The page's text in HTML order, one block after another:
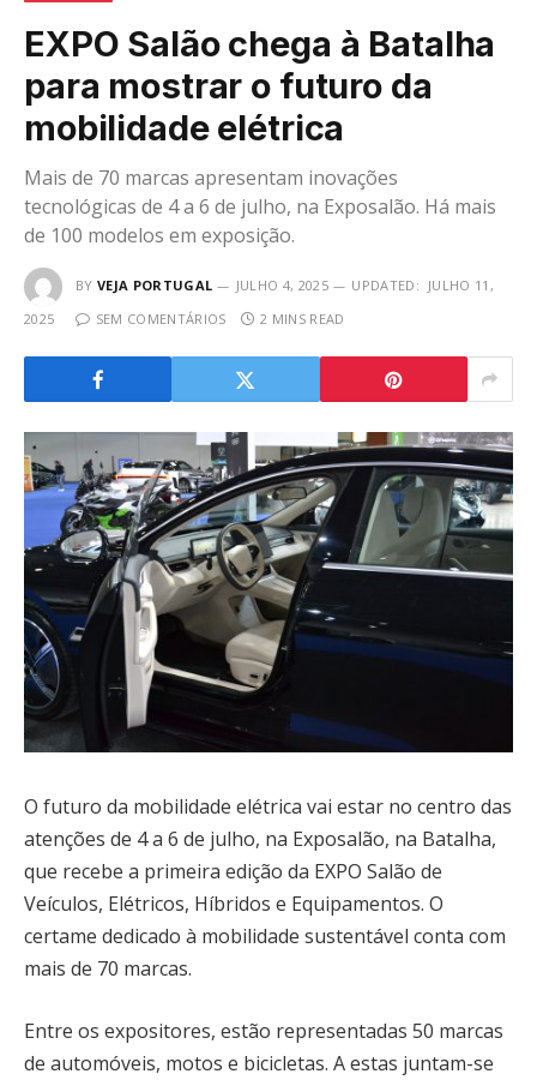
EXPO Salão chega à Batalha
para mostrar o futuro da
mobilidade elétrica
Mais de 70 marcas apresentam inovações
tecnológicas de 4 a 6 de julho, na Exposalão. Há mais
de 100 modelos em exposição.
BY VEJA PORTUGAL JULHO 4, 2025 UPDATED: JULHO 11,
2025
SEM COMENTÁRIOS 2 MINS READ
O futuro da mobilidade elétrica vai estar no centro das
atenções de 4 a 6 de julho, na Exposalão, na Batalha,
que recebe a primeira edição da EXPO Salão de
Veículos, Elétricos, Híbridos e Equipamentos. O
certame dedicado à mobilidade sustentável conta com
mais de 70 marcas.
Entre os expositores, estão representadas 50 marcas
de automóveis, motos e bicicletas. A estas juntam-se